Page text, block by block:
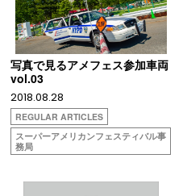
写真で見るアメフェス参加車両
vol.03
2018.08.28
REGULAR ARTICLES
スーパーアメリカンフェスティバル事
務局